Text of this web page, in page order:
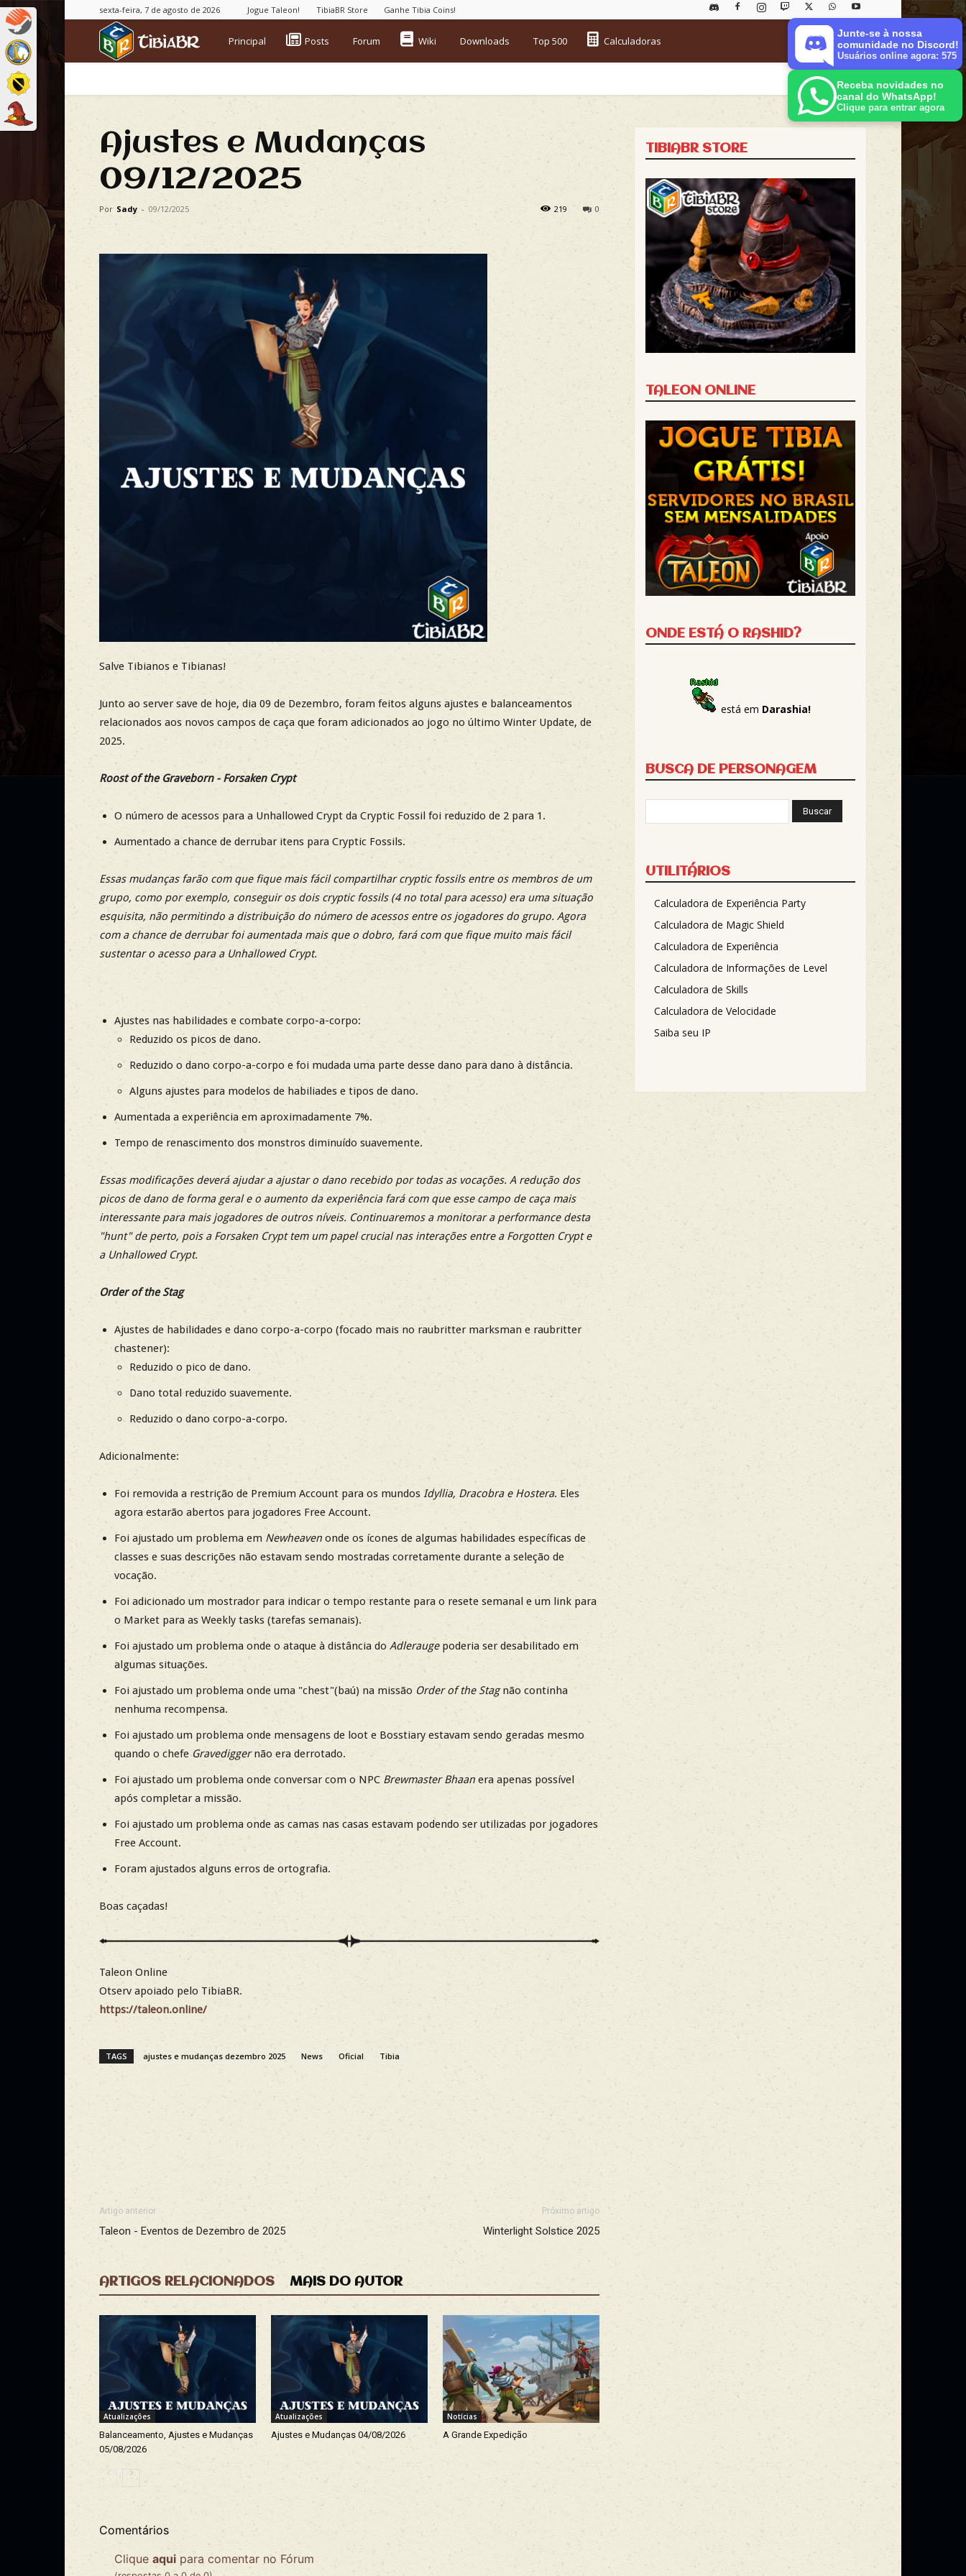
Junte-se à nossa
comunidade no Discord!
Usuários online agora: 575
Receba novidades no
canal do WhatsApp!
Clique para entrar agora
sexta-feira, 7 de agosto de 2026 Jogue Taleon! TibiaBR Store Ganhe Tibia Coins!
TibiaBR
Principal Posts Forum Wiki Downloads Top 500 Calculadoras
Ajustes e Mudanças
09/12/2025
Por Sady - 09/12/2025 0
219
Salve Tibianos e Tibianas!
Junto ao server save de hoje, dia 09 de Dezembro, foram feitos alguns ajustes e balanceamentos
relacionados aos novos campos de caça que foram adicionados ao jogo no último Winter Update, de
2025.
Roost of the Graveborn - Forsaken Crypt
O número de acessos para a Unhallowed Crypt da Cryptic Fossil foi reduzido de 2 para 1.
Aumentado a chance de derrubar itens para Cryptic Fossils.
Essas mudanças farão com que fique mais fácil compartilhar cryptic fossils entre os membros de um
grupo, como por exemplo, conseguir os dois cryptic fossils (4 no total para acesso) era uma situação
esquisita, não permitindo a distribuição do número de acessos entre os jogadores do grupo. Agora
com a chance de derrubar foi aumentada mais que o dobro, fará com que fique muito mais fácil
sustentar o acesso para a Unhallowed Crypt.
Ajustes nas habilidades e combate corpo-a-corpo:
Reduzido os picos de dano.
Reduzido o dano corpo-a-corpo e foi mudada uma parte desse dano para dano à distância.
Alguns ajustes para modelos de habiliades e tipos de dano.
Aumentada a experiência em aproximadamente 7%.
Tempo de renascimento dos monstros diminuído suavemente.
Essas modificações deverá ajudar a ajustar o dano recebido por todas as vocações. A redução dos
picos de dano de forma geral e o aumento da experiência fará com que esse campo de caça mais
interessante para mais jogadores de outros níveis. Continuaremos a monitorar a performance desta
"hunt" de perto, pois a Forsaken Crypt tem um papel crucial nas interações entre a Forgotten Crypt e
a Unhallowed Crypt.
Order of the Stag
Ajustes de habilidades e dano corpo-a-corpo (focado mais no raubritter marksman e raubritter
chastener):
Reduzido o pico de dano.
Dano total reduzido suavemente.
Reduzido o dano corpo-a-corpo.
Adicionalmente:
Foi removida a restrição de Premium Account para os mundos Idyllia, Dracobra e Hostera. Eles
agora estarão abertos para jogadores Free Account.
Foi ajustado um problema em Newheaven onde os ícones de algumas habilidades específicas de
classes e suas descrições não estavam sendo mostradas corretamente durante a seleção de
vocação.
Foi adicionado um mostrador para indicar o tempo restante para o resete semanal e um link para
o Market para as Weekly tasks (tarefas semanais).
Foi ajustado um problema onde o ataque à distância do Adleraugepoderia ser desabilitado em
algumas situações.
Foi ajustado um problema onde uma "chest"(baú) na missão Order of the Stagnão continha
nenhuma recompensa.
Foi ajustado um problema onde mensagens de loot e Bosstiary estavam sendo geradas mesmo
quando o chefeGravediggernão era derrotado.
Foi ajustado um problema onde conversar com o NPC Brewmaster Bhaan era apenas possível
após completar a missão.
Foi ajustado um problema onde as camas nas casas estavam podendo ser utilizadas por jogadores
Free Account.
Foram ajustados alguns erros de ortografia.
Boas caçadas!
Taleon Online
Otserv apoiado pelo TibiaBR.
https://taleon.online/
TAGS ajustes e mudanças dezembro 2025 News Oficial Tibia
Artigo anterior
Taleon - Eventos de Dezembro de 2025
Próximo artigo
Winterlight Solstice 2025
ARTIGOS RELACIONADOS MAIS DO AUTOR
Atualizações
Balanceamento, Ajustes e Mudanças
05/08/2026
Atualizações
Ajustes e Mudanças 04/08/2026
Notícias
A Grande Expedição
Comentários
Clique aqui para comentar no Fórum
TIBIABR STORE
TALEON ONLINE
ONDE ESTÁ O RASHID?
está em Darashia!
BUSCA DE PERSONAGEM
UTILITÁRIOS
Calculadora de Experiência Party
Calculadora de Magic Shield
Calculadora de Experiência
Calculadora de Informações de Level
Calculadora de Skills
Calculadora de Velocidade
Saiba seu IP